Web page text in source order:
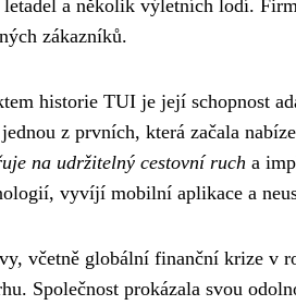
letadel a několik výletních lodí.
zákazníků.
historie TUI je její schopnost
z prvních, která začala
na udržitelný cestovní ruch a
vyvíjí mobilní aplikace a
včetně globální finanční krize v
Společnost prokázala svou